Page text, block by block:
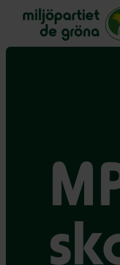
Miljöpartiet de gröna,